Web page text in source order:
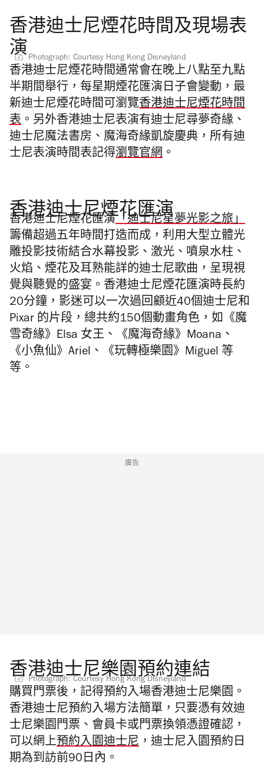
香港迪士尼煙花時間及現場表
演 Photograph: Courtesy Hong Kong Disneyland
香港迪士尼煙花時間通常會在晚上八點至九點
半期間舉行，每星期煙花匯演日子會變動，最
新迪士尼煙花時間可瀏覽香港迪士尼煙花時間
表 。另外香港迪士尼表演有迪士尼尋夢奇緣、
迪士尼魔法書房、魔海奇緣凱旋慶典，所有迪
士尼表演時間表記得瀏覽官網 。
香港迪士尼煙花匯演
香港迪士尼煙花匯演「迪士尼星夢光影之旅」
籌備超過五年時間打造而成，利用大型立體光
雕投影技術結合水幕投影、激光、噴泉水柱、
火焰、煙花及耳熟能詳的迪士尼歌曲，呈現視
覺與聽覺的盛宴。香港迪士尼煙花匯演時長約
20分鐘，影迷可以一次過回顧近40個迪士尼和
Pixar 的片段，總共約150個動畫角色，如《魔
雪奇緣》Elsa 女王、《魔海奇緣》Moana、
《小魚仙》Ariel、《玩轉極樂園》Miguel 等
等。
廣告
香港迪士尼樂園預約連結
Photograph: Courtesy Hong Kong Disneyland
購買門票後，記得預約入場香港迪士尼樂園。
香港迪士尼預約入場方法簡單，只要憑有效迪
士尼樂園門票、會員卡或門票換領憑證確認，
可以網上預約入園迪士尼 ，迪士尼入園預約日
期為到訪前90日內。